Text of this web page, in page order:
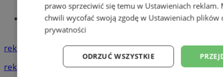
Tworzenie stron www - Wodzisław
Śląski
reklama
reklama
prawo sprzeciwić się temu w Ustawieniach reklam.
chwili wycofać swoją zgodę w Ustawieniach plików
prywatności
ODRZUĆ WSZYSTKIE